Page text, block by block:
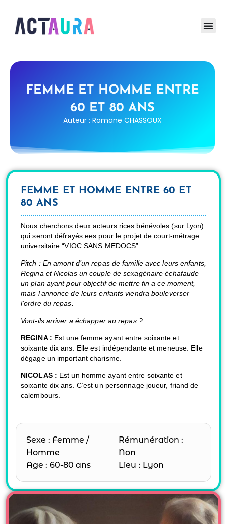
FEMME ET HOMME ENTRE
60 ET 80 ANS
Auteur : Romane CHASSOUX
FEMME ET HOMME ENTRE 60 ET
80 ANS
Nous cherchons deux acteurs.rices bénévoles (sur Lyon)
qui seront défrayés.ees pour le projet de court-métrage
universitaire “VIOC SANS MEDOCS”.
Pitch : En amont d’un repas de famille avec leurs enfants,
Regina et Nicolas un couple de sexagénaire échafaude
un plan ayant pour objectif de mettre fin a ce moment,
mais l’annonce de leurs enfants viendra bouleverser
l’ordre du repas.
Vont-ils arriver a échapper au repas ?
REGINA : Est une femme ayant entre soixante et
soixante dix ans. Elle est indépendante et meneuse. Elle
dégage un important charisme.
NICOLAS : Est un homme ayant entre soixante et
soixante dix ans. C’est un personnage joueur, friand de
calembours.
Sexe : Femme /
Homme
Age : 60-80 ans
Rémunération :
Non
Lieu : Lyon